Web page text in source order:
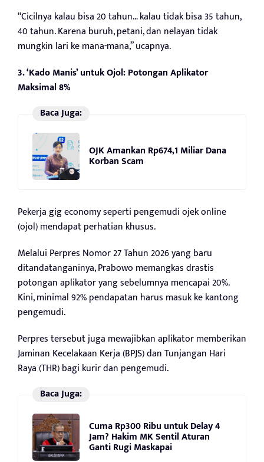
“Cicilnya kalau bisa 20 tahun… kalau tidak bisa 35 tahun,
40 tahun. Karena buruh, petani, dan nelayan tidak
mungkin lari ke mana-mana,” ucapnya.
3. ‘Kado Manis’ untuk Ojol: Potongan Aplikator
Maksimal 8%
Baca Juga:
OJK Amankan Rp674,1 Miliar Dana
Korban Scam
Pekerja gig economy seperti pengemudi ojek online
(ojol) mendapat perhatian khusus.
Melalui Perpres Nomor 27 Tahun 2026 yang baru
ditandatanganinya, Prabowo memangkas drastis
potongan aplikator yang sebelumnya mencapai 20%.
Kini, minimal 92% pendapatan harus masuk ke kantong
pengemudi.
Perpres tersebut juga mewajibkan aplikator memberikan
Jaminan Kecelakaan Kerja (BPJS) dan Tunjangan Hari
Raya (THR) bagi kurir dan pengemudi.
Baca Juga:
Cuma Rp300 Ribu untuk Delay 4
Jam? Hakim MK Sentil Aturan
Ganti Rugi Maskapai